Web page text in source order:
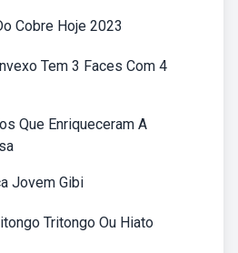
Cobre Hoje 2023
Tem 3 Faces Com 4
Que Enriqueceram A
Jovem Gibi
Tritongo Ou Hiato